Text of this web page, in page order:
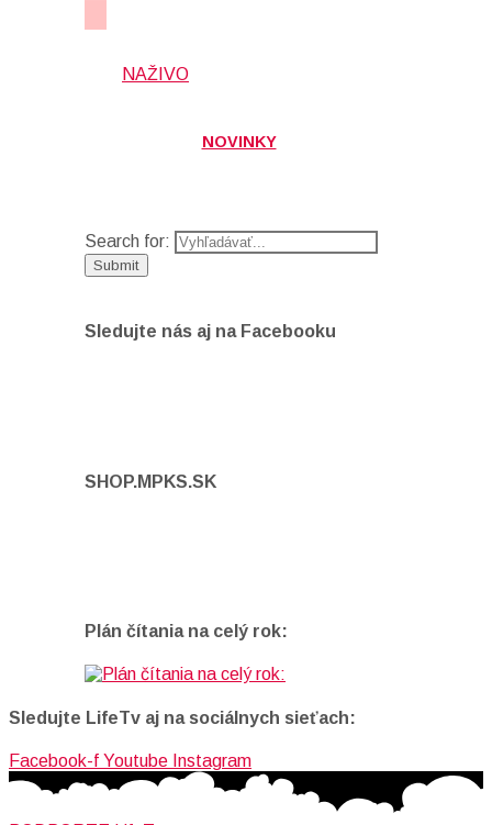
NAŽIVO
NOVINKY
Search for:
Sledujte nás aj na Facebooku
SHOP.MPKS.SK
Plán čítania na celý rok:
Sledujte LifeTv aj na sociálnych sieťach:
Facebook-f Youtube Instagram